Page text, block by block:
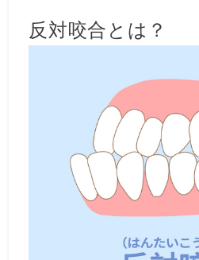
反対咬合とは？